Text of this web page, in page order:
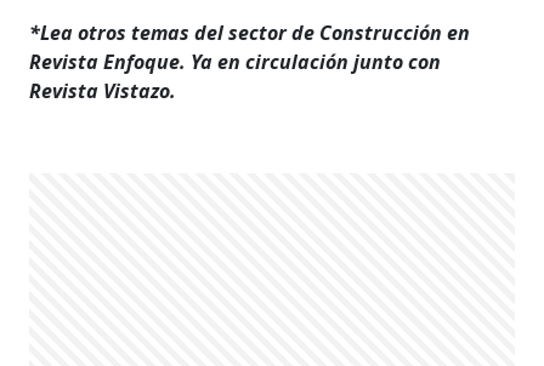
*Lea otros temas del sector de Construcción en
Revista Enfoque. Ya en circulación junto con
Revista Vistazo.